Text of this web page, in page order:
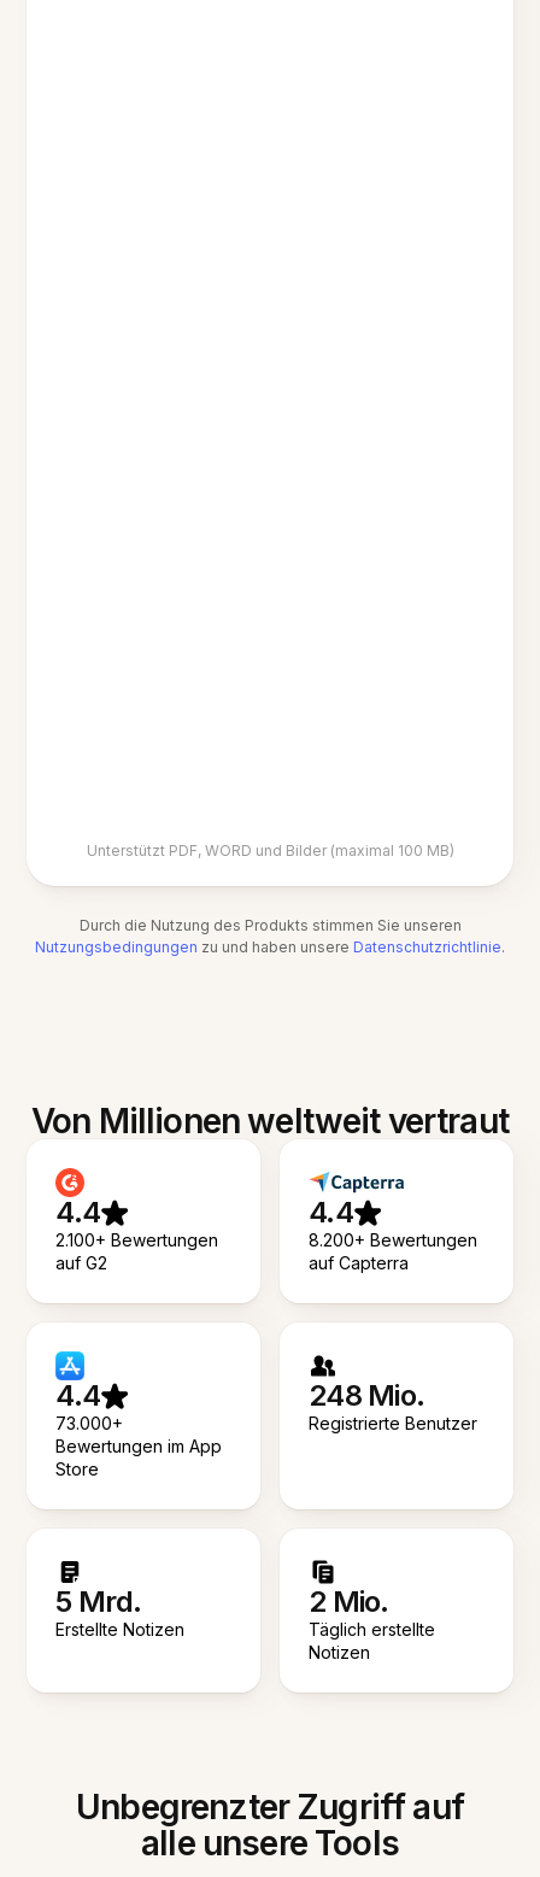
Unterstützt PDF, WORD und Bilder (maximal 100 MB)
Durch die Nutzung des Produkts stimmen Sie unseren
Nutzungsbedingungen zu und haben unsere Datenschutzrichtlinie.
Von Millionen weltweit vertraut
4.4
2.100+ Bewertungen
auf G2
4.4
8.200+ Bewertungen
auf Capterra
4.4
73.000+
Bewertungen im App
Store
248 Mio.
Registrierte Benutzer
5 Mrd.
Erstellte Notizen
2 Mio.
Täglich erstellte
Notizen
Unbegrenzter Zugriff auf
alle unsere Tools